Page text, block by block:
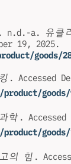
. n.d.-a.
유클
19, 2025.
goods/
. Accessed
goods/
학 . Accessed
goods/
의 힘 .